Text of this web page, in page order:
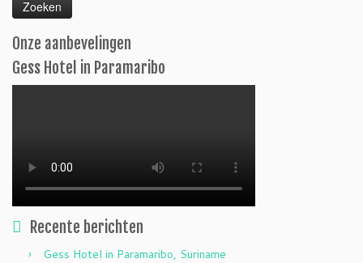
Onze aanbevelingen
Gess Hotel in Paramaribo
Recente berichten
Gess Hotel in Paramaribo, Suriname